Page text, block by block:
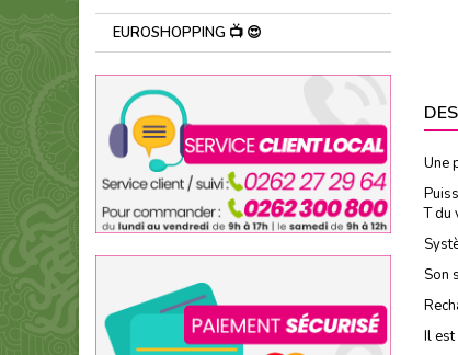
EUROSHOPPING 📺 😍
Une
T du
Son
Il